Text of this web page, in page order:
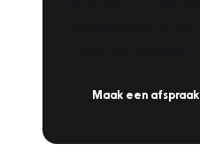
Maak een afspraak